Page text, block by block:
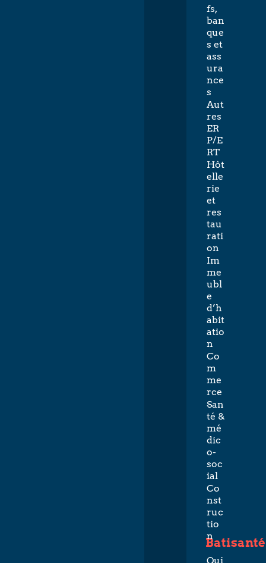
fs,
ban
que
s et
ass
ura
nce
s
Aut
res
ER
P/E
RT
Hôt
elle
rie
et
res
tau
rati
on
Im
me
ubl
e
d’h
abit
atio
n
Co
m
me
rce
San
té &
mé
dic
o-
soc
ial
Co
nst
ruc
tio
n
Batisanté
Qui